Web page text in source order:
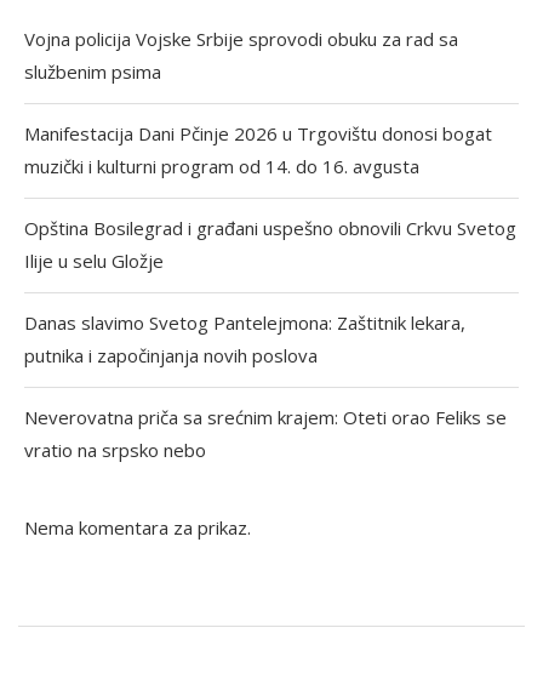
Vojna policija Vojske Srbije sprovodi obuku za rad sa
službenim psima
Manifestacija Dani Pčinje 2026 u Trgovištu donosi bogat
muzički i kulturni program od 14. do 16. avgusta
Opština Bosilegrad i građani uspešno obnovili Crkvu Svetog
Ilije u selu Gložje
Danas slavimo Svetog Pantelejmona: Zaštitnik lekara,
putnika i započinjanja novih poslova
Neverovatna priča sa srećnim krajem: Oteti orao Feliks se
vratio na srpsko nebo
Nema komentara za prikaz.